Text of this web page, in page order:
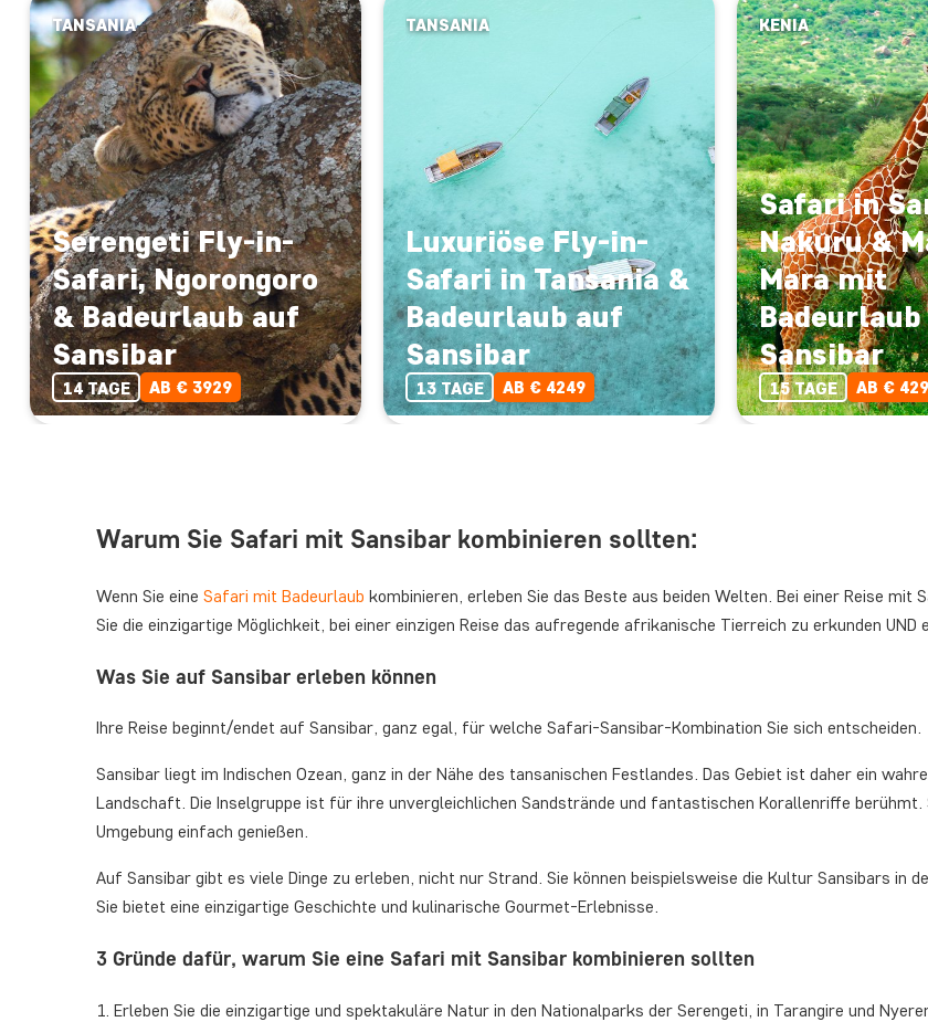
TANSANIA
Serengeti Fly-in-
Safari, Ngorongoro
& Badeurlaub auf
Sansibar
14 TAGE AB € 3929
TANSANIA
Luxuriöse Fly-in-
Safari in Tansania &
Badeurlaub auf
Sansibar
13 TAGE AB € 4249
KENIA
Safari in
Nakuru &
Mara mit
Sansibar
15 TAGE AB €
Warum Sie Safari mit Sansibar kombinieren sollten:
Wenn Sie eine Safari mit Badeurlaub kombinieren, erleben Sie das Beste aus beiden Welten. Bei einer Reise
Sie die einzigartige Möglichkeit, bei einer einzigen Reise das aufregende afrikanische Tierreich zu erkunden UND
Was Sie auf Sansibar erleben können
Ihre Reise beginnt/endet auf Sansibar, ganz egal, für welche Safari-Sansibar-Kombination Sie sich entscheiden.
Sansibar liegt im Indischen Ozean, ganz in der Nähe des tansanischen Festlandes. Das Gebiet ist daher ein
Landschaft. Die Inselgruppe ist für ihre unvergleichlichen Sandstrände und fantastischen Korallenriffe berühmt.
Umgebung einfach genießen.
Auf Sansibar gibt es viele Dinge zu erleben, nicht nur Strand. Sie können beispielsweise die Kultur Sansibars in
Sie bietet eine einzigartige Geschichte und kulinarische Gourmet-Erlebnisse.
3 Gründe dafür, warum Sie eine Safari mit Sansibar kombinieren sollten
1. Erleben Sie die einzigartige und spektakuläre Natur in den Nationalparks der Serengeti, in Tarangire und